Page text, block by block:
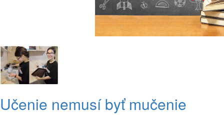
Učenie nemusí byť mučenie